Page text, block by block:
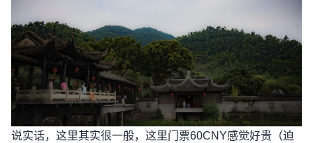
说实话，这里其实很一般，这里门票60CNY感觉好贵（迫